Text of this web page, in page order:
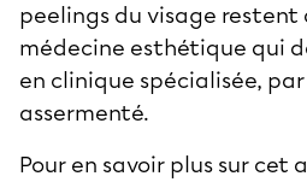
peelings du visage restent
médecine esthétique qui
en clinique spécialisée,
assermenté.
Pour en savoir plus sur cet